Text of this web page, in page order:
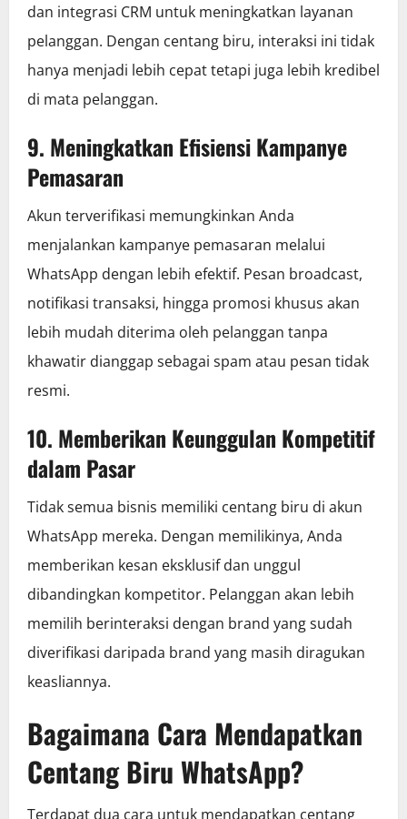
dan integrasi CRM untuk meningkatkan layanan
pelanggan. Dengan centang biru, interaksi ini tidak
hanya menjadi lebih cepat tetapi juga lebih kredibel
di mata pelanggan.
9. Meningkatkan Efisiensi Kampanye
Pemasaran
Akun terverifikasi memungkinkan Anda
menjalankan kampanye pemasaran melalui
WhatsApp dengan lebih efektif. Pesan broadcast,
notifikasi transaksi, hingga promosi khusus akan
lebih mudah diterima oleh pelanggan tanpa
khawatir dianggap sebagai spam atau pesan tidak
resmi.
10. Memberikan Keunggulan Kompetitif
dalam Pasar
Tidak semua bisnis memiliki centang biru di akun
WhatsApp mereka. Dengan memilikinya, Anda
memberikan kesan eksklusif dan unggul
dibandingkan kompetitor. Pelanggan akan lebih
memilih berinteraksi dengan brand yang sudah
diverifikasi daripada brand yang masih diragukan
keasliannya.
Bagaimana Cara Mendapatkan
Centang Biru WhatsApp?
Terdapat dua cara untuk mendapatkan centang